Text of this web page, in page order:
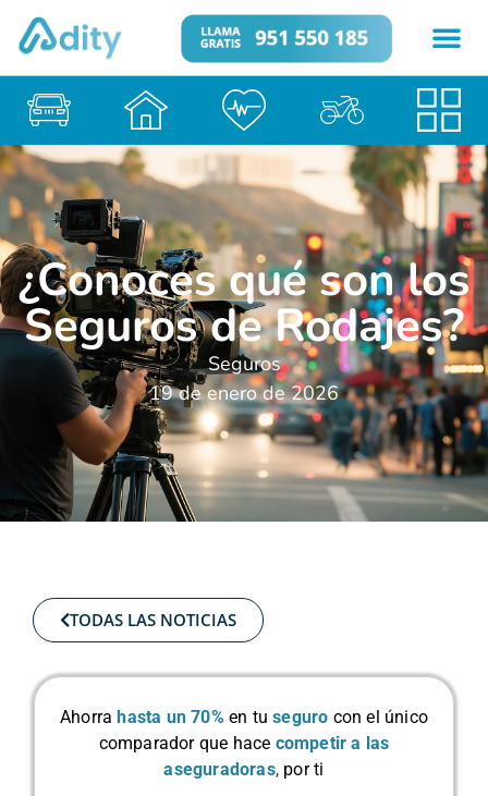
¿Conoces qué son los
Seguros de Rodajes?
Seguros
19 de enero de 2026
TODAS LAS NOTICIAS
Ahorra hasta un 70% en tuseguro con el único
comparador que hace competir a las
aseguradoras, por ti